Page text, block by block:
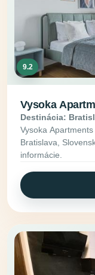
9.2
Vysoka
Destinácia:
Vysoka
Bratislava,
informácie.